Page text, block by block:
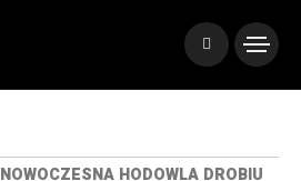
NOWOCZESNA HODOWLA DROBIU